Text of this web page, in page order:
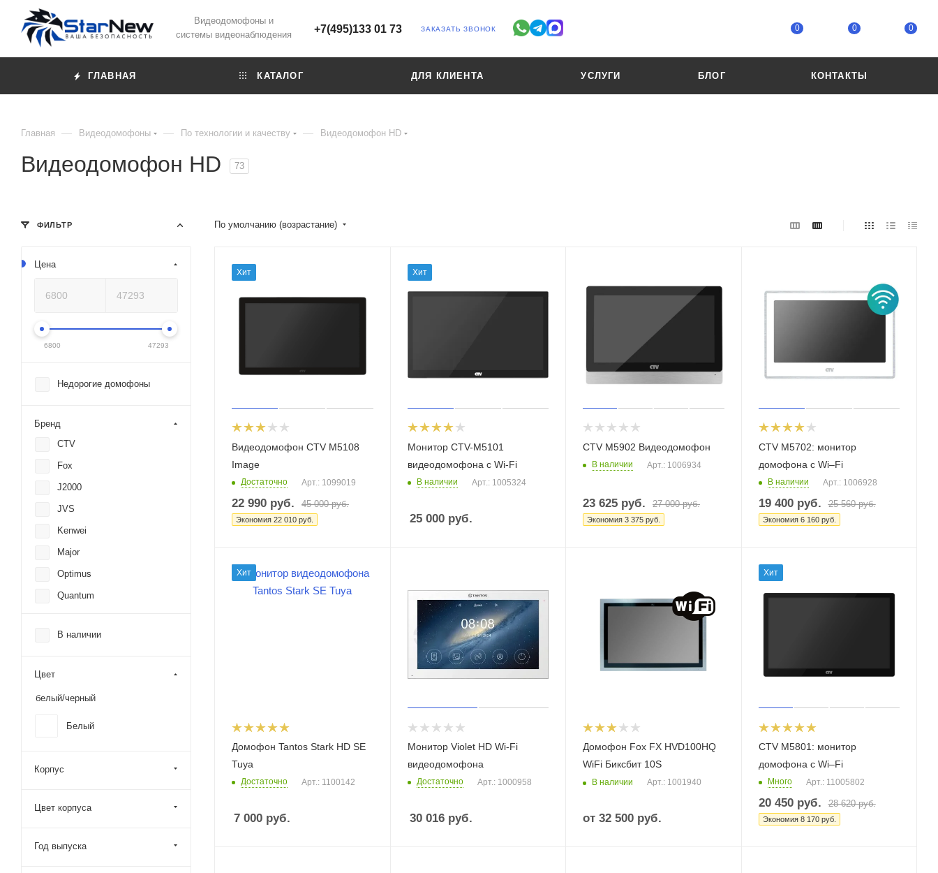
Видеодомофоны и
системы видеонаблюдения
+7(495)133 01 73 ЗАКАЗАТЬ ЗВОНОК 0 0 0
ГЛАВНАЯ КАТАЛОГ ДЛЯ КЛИЕНТА УСЛУГИ БЛОГ КОНТАКТЫ
Главная — Видеодомофоны — По технологии и качеству — Видеодомофон HD
Видеодомофон HD 73
По умолчанию (возрастание)
Хит
Видеодомофон CTV M5108
Image
Достаточно Арт.: 1099019
22 990 руб. 45 000руб.
Экономия 22 010 руб.
Хит
Монитор CTV-M5101
видеодомофона с Wi-Fi
В наличии Арт.: 1005324
25 000руб.
CTV M5902 Видеодомофон
В наличии Арт.: 1006934
23 625 руб. 27 000руб.
Экономия 3 375 руб.
CTV M5702: монитор
домофона с Wi–Fi
В наличии Арт.: 1006928
19 400руб. 25 560руб.
Экономия 6 160руб.
Хит
Домофон Tantos Stark HD SE
Tuya
Достаточно Арт.: 1100142
7 000 руб.
Монитор Violet HD Wi-Fi
видеодомофона
Достаточно Арт.: 1000958
30 016руб.
Домофон Fox FX HVD100HQ
WiFi Биксбит 10S
В наличии Арт.: 1001940
от 32 500 руб.
Хит
CTV M5801: монитор
домофона с Wi–Fi
Много Арт.: 11005802
20 450руб. 28 620руб.
Экономия 8 170руб.
ФИЛЬТР
Цена
6800 47293
Недорогие домофоны
Бренд
CTV
Fox
J2000
JVS
Kenwei
Major
Optimus
Quantum
Tantos
В наличии
Цвет
белый/черный
Белый
Корпус
Цвет корпуса
Год выпуска